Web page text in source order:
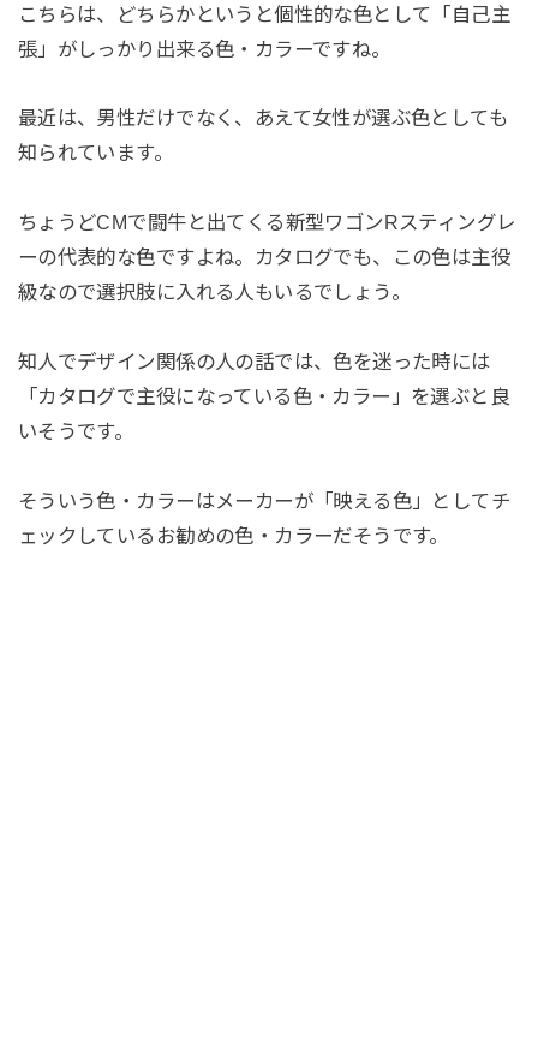
こちらは、どちらかというと個性的な色として「自己主
張」がしっかり出来る色・カラーですね。
最近は、男性だけでなく、あえて女性が選ぶ色としても
知られています。
ちょうどCMで闘牛と出てくる新型ワゴンRスティングレ
ーの代表的な色ですよね。カタログでも、この色は主役
級なので選択肢に入れる人もいるでしょう。
知人でデザイン関係の人の話では、色を迷った時には
「カタログで主役になっている色・カラー」を選ぶと良
いそうです。
そういう色・カラーはメーカーが「映える色」としてチ
ェックしているお勧めの色・カラーだそうです。